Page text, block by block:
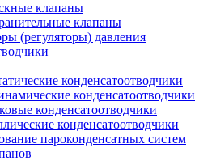
клапаны
клапаны
(регуляторы) давления
конденсатоотводчики
конденсатоотводчики
конденсатоотводчики
конденсатоотводчики
пароконденсатных систем